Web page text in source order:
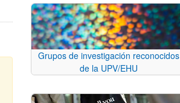
Grupos de investigación reconocidos
de la UPV/EHU